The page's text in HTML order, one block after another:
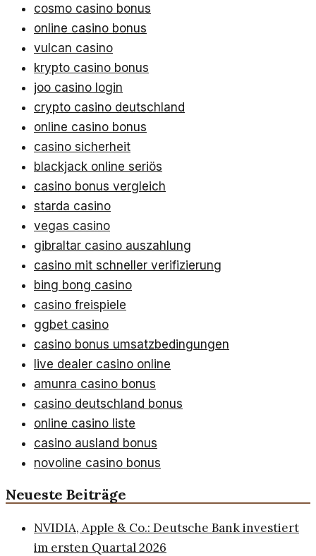
cosmo casino bonus
online casino bonus
vulcan casino
krypto casino bonus
joo casino login
crypto casino deutschland
online casino bonus
casino sicherheit
blackjack online seriös
casino bonus vergleich
starda casino
vegas casino
gibraltar casino auszahlung
casino mit schneller verifizierung
bing bong casino
casino freispiele
ggbet casino
casino bonus umsatzbedingungen
live dealer casino online
amunra casino bonus
casino deutschland bonus
online casino liste
casino ausland bonus
novoline casino bonus
Neueste Beiträge
NVIDIA, Apple & Co.: Deutsche Bank investiert
im ersten Quartal 2026